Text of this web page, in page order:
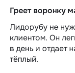
Греет воронку
Лидорубу не
клиентом. Он
в день и отдает
тёплый.